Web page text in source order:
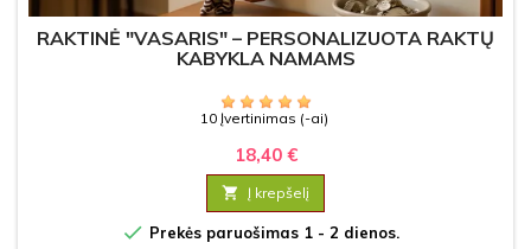
RAKTINĖ "VASARIS" – PERSONALIZUOTA RAKTŲ
KABYKLA NAMAMS
10 Įvertinimas (-ai)
18,40 €
 Į krepšelį
 Prekės paruošimas 1 - 2 dienos.